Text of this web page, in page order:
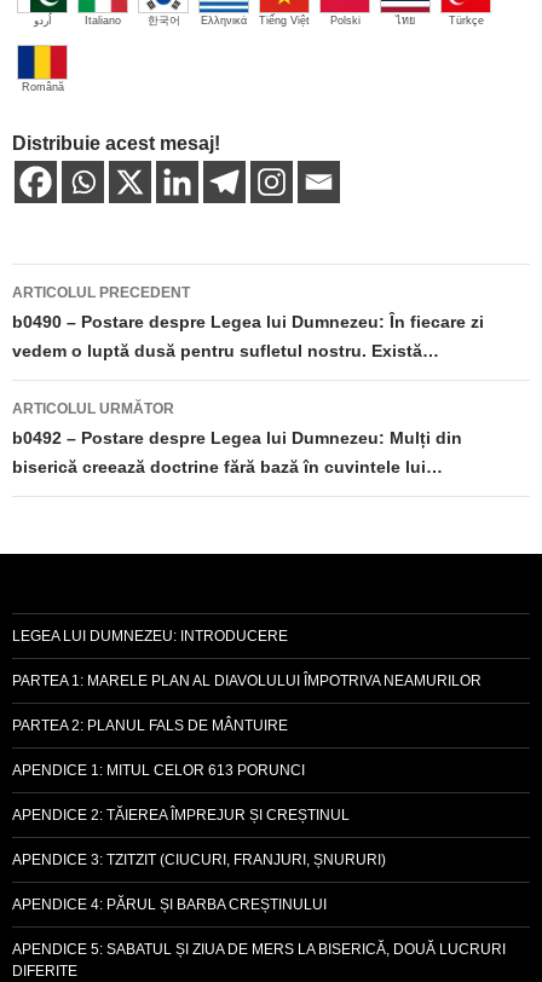
اُردو Italiano 한국어 Ελληνικά Tiếng Việt Polski ไทย Türkçe
Română
Distribuie acest mesaj!
Navigare
în
articole
ARTICOLUL PRECEDENT
b0490 – Postare despre Legea lui Dumnezeu: În fiecare zi
vedem o luptă dusă pentru sufletul nostru. Există…
ARTICOLUL URMĂTOR
b0492 – Postare despre Legea lui Dumnezeu: Mulți din
biserică creează doctrine fără bază în cuvintele lui…
LEGEA LUI DUMNEZEU: INTRODUCERE
PARTEA 1: MARELE PLAN AL DIAVOLULUI ÎMPOTRIVA NEAMURILOR
PARTEA 2: PLANUL FALS DE MÂNTUIRE
APENDICE 1: MITUL CELOR 613 PORUNCI
APENDICE 2: TĂIEREA ÎMPREJUR ȘI CREȘTINUL
APENDICE 3: TZITZIT (CIUCURI, FRANJURI, ȘNURURI)
APENDICE 4: PĂRUL ȘI BARBA CREȘTINULUI
APENDICE 5: SABATUL ȘI ZIUA DE MERS LA BISERICĂ, DOUĂ LUCRURI
DIFERITE